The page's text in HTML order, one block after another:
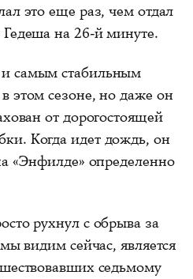
это еще раз, чем отдал
на 26-й минуте.
самым стабильным
этом сезоне, но даже он
от дорогостоящей
Когда идет дождь, он
«Энфилде» определенно
рухнул с обрыва за
видим сейчас, является
седьмому